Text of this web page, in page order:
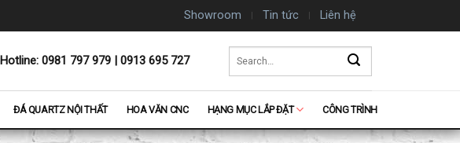
Showroom Tin tức Liên hệ
Hotline: 0981 797 979 | 0913 695 727
for:
ĐÁ QUARTZ NỘI THẤT HOA VĂN CNC HẠNG MỤC LẮP ĐẶT CÔNG TRÌNH